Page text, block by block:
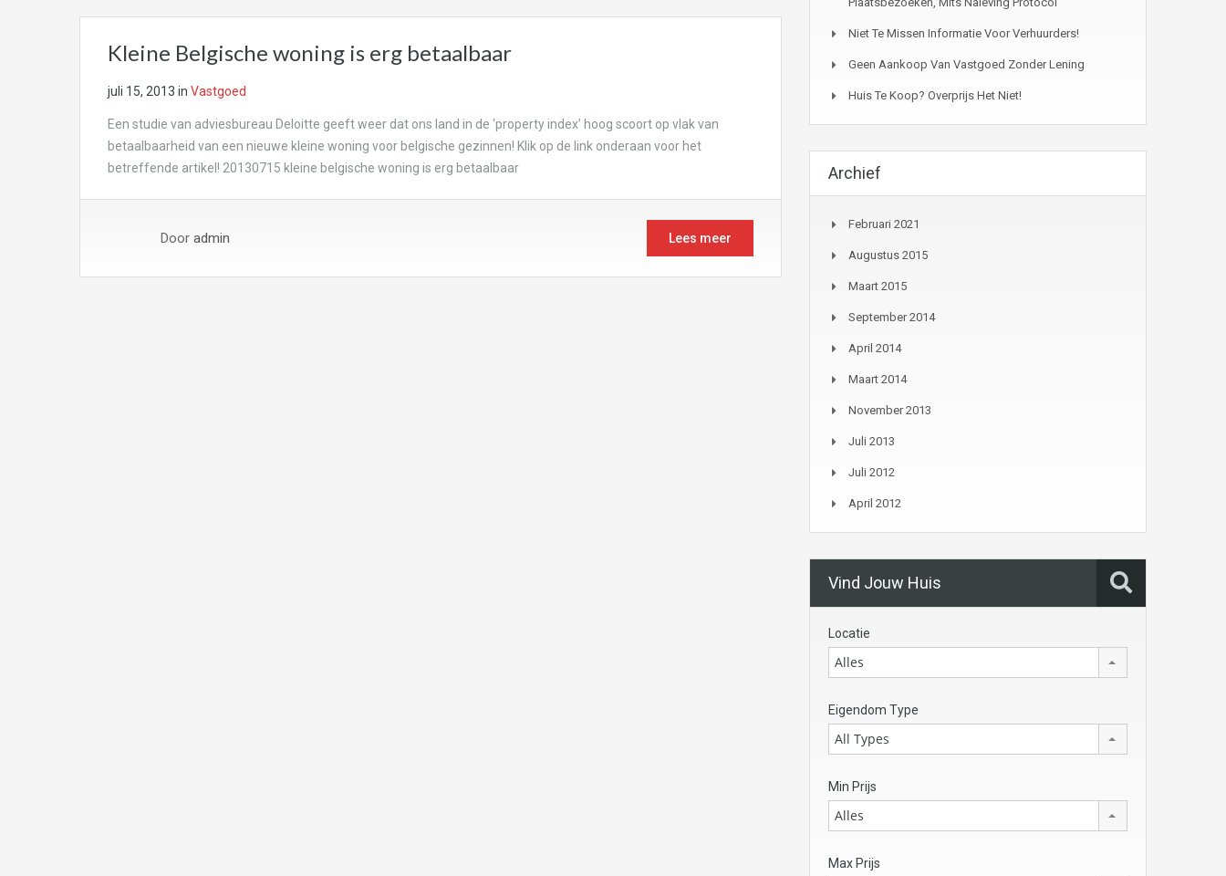
Kleine Belgische woning is erg betaalbaar
juli 15, 2013 in Vastgoed
Een studie van adviesbureau Deloitte geeft weer dat ons land in de ‘property index’ hoog scoort op vlak van
betaalbaarheid van een nieuwe kleine woning voor belgische gezinnen! Klik op de link onderaan voor het
betreffende artikel! 20130715 kleine belgische woning is erg betaalbaar
Door admin Lees meer
Niet Te Missen Informatie Voor Verhuurders!
Geen Aankoop Van Vastgoed Zonder Lening
Huis Te Koop? Overprijs Het Niet!
Archief
Februari 2021
Augustus 2015
Maart 2015
September 2014
April 2014
Maart 2014
November 2013
Juli 2013
Juli 2012
April 2012
Vind Jouw Huis
Locatie
Alles
Eigendom Type
All Types
Min Prijs
Alles
Max Prijs